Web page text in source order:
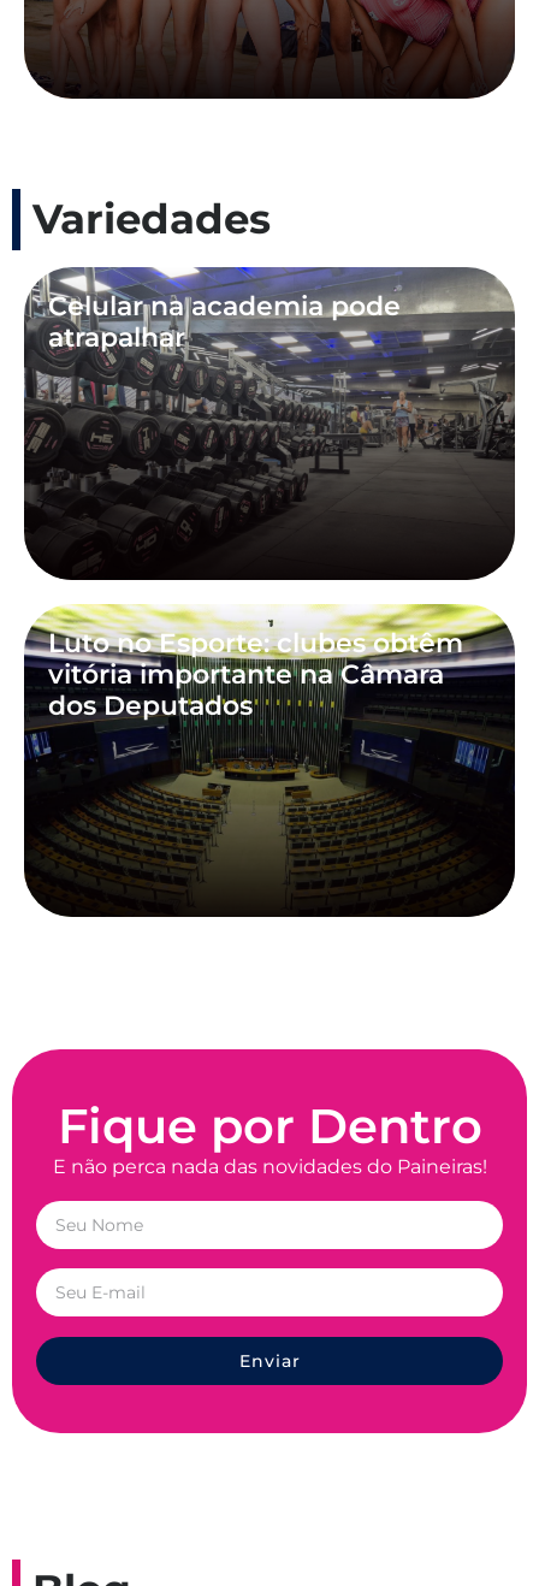
Variedades
Celular na academia pode
atrapalhar
Luto no Esporte: clubes obtêm
vitória importante na Câmara
dos Deputados
Fique por Dentro
E não perca nada das novidades do Paineiras!
Enviar